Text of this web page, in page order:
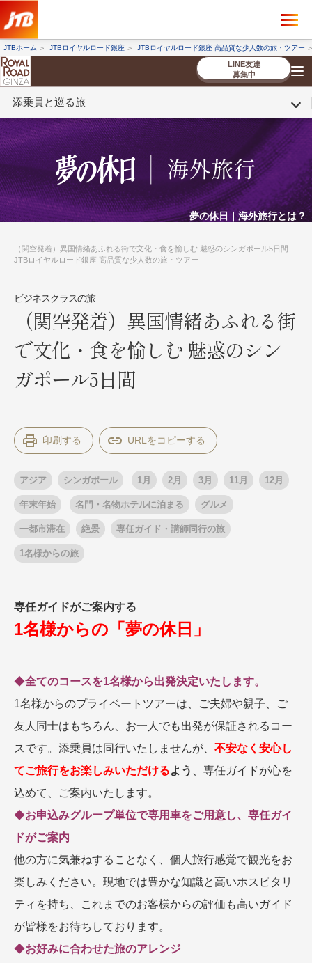
JTBホーム JTBロイヤルロード銀座 JTBロイヤルロード銀座 高品質な少人数の旅・ツアー
LINE友達
募集中
添乗員と巡る旅
TOPNEW 厳選ツアー
ツアーを探す
海外ツアー
国内ツアー
特集
スタッフブログ
デジタルパンフレット
お客様へのご案内
コンシェルジ
ュ紹介
お申し込み
の流れ
法人企業・自治体のみ
なさまへ
条件から探す
条件から探す
キーワード
2月
10月
ゴールデンウィーク
お盆・夏休み
年末年始
ブランド
“知究”紀行
GRAND'EX
夢の休日 | 海外旅行
美術鑑賞
ヨーロッパの田舎（村・町）
名門・名物ホテルに泊まる
一都市滞在
お祭り・イベント
絶景
日系航空会社で行く
世界遺産を訪れる
1度は見てみたい遺跡
野生動物に出合う
オーロラ
お花・紅葉
ハイキング・トレッキング
1名様からの旅
ラ・プルミエール（エールフランス
航空）
条件から探す
条件から探す
キーワード
冬の国内旅行
お盆・夏休み
夢の休日 煌
夢の休日 国内旅行
四季彩紀行
目的・テーマから探す
紅葉
ラグジュアリーバスでめぐる
ガンツウ
ななつ星in九州
TWILIGHT EXPRESS 瑞風
アドベンチャーツーリズム・ウォー
キング
島旅
の旅
夢の休日｜海外旅行とは？
（関空発着）異国情緒あふれる街で文化・食を愉しむ 魅惑のシンガポール5日間 -
JTBロイヤルロード銀座 高品質な少人数の旅・ツアー
ビジネスクラスの旅
（関空発着）異国情緒あふれる街
で文化・食を愉しむ 魅惑のシン
ガポール5日間
印刷する
アジア シンガポール 1月 2月 3月 11月 12月
年末年始 名門・名物ホテルに泊まる グルメ
一都市滞在 絶景 専任ガイド・講師同行の旅
1名様からの旅
専任ガイドがご案内する
1名様からの「夢の休日」
◆全てのコースを1名様から出発決定いたします。
1名様からのプライベートツアーは、ご夫婦や親子、ご
友人同士はもちろん、お一人でも出発が保証されるコー
スです。添乗員は同行いたしませんが、 不安なく安心し
てご旅行をお楽しみいただけるよう
、専任ガイドが心を
込めて、ご案内いたします。
◆お申込みグループ単位で専用車をご用意し、専任ガイ
ドがご案内
他の方に気兼ねすることなく、個人旅行感覚で観光をお
楽しみください。現地では豊かな知識と高いホスピタリ
ティを持ち、これまでのお客様からの評価も高いガイド
が皆様をお待ちしております。
◆お好みに合わせた旅のアレンジ
ツアーを探す ×
海外ツアー 国内ツアー